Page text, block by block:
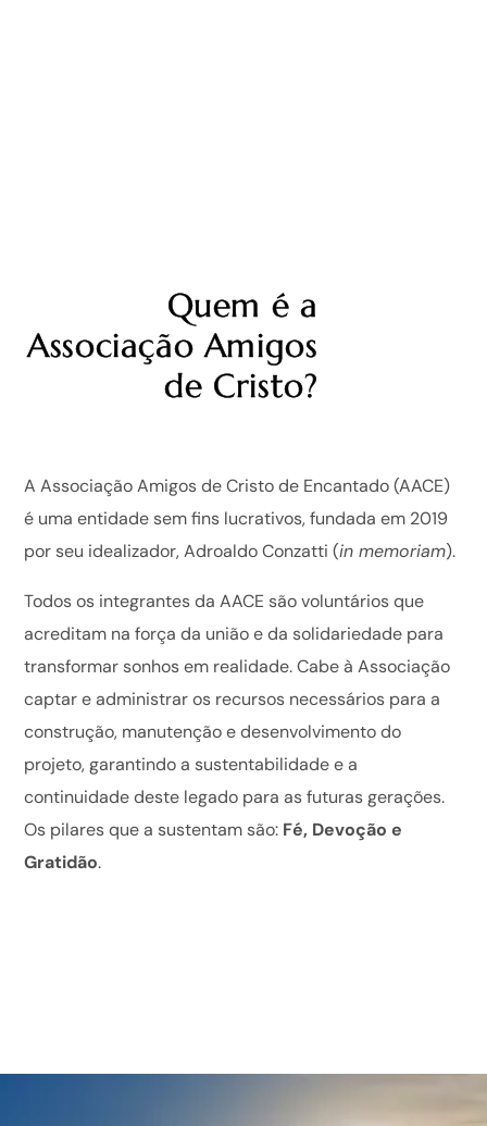
Quem é a
Associação Amigos
de Cristo?
A Associação Amigos de Cristo de Encantado (AACE)
é uma entidade sem fins lucrativos, fundada em 2019
por seu idealizador, Adroaldo Conzatti (in memoriam).
Todos os integrantes da AACE são voluntários que
acreditam na força da união e da solidariedade para
transformar sonhos em realidade. Cabe à Associação
captar e administrar os recursos necessários para a
construção, manutenção e desenvolvimento do
projeto, garantindo a sustentabilidade e a
continuidade deste legado para as futuras gerações.
Os pilares que a sustentam são: Fé, Devoção e
Gratidão.